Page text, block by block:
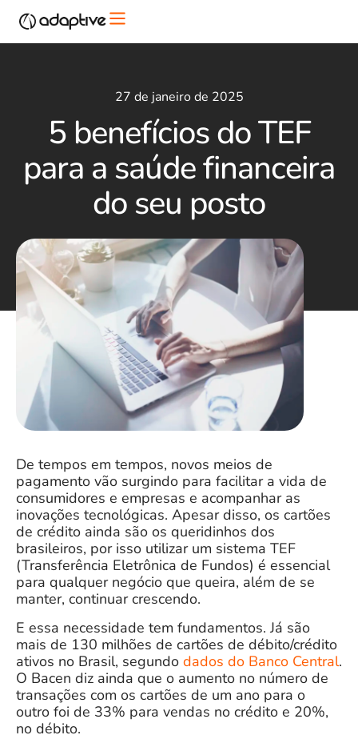
27 de janeiro de 2025
5 benefícios do TEF
para a saúde financeira
do seu posto
De tempos em tempos, novos meios de
pagamento vão surgindo para facilitar a vida de
consumidores e empresas e acompanhar as
inovações tecnológicas. Apesar disso, os cartões
de crédito ainda são os queridinhos dos
brasileiros, por isso utilizar um sistema TEF
(Transferência Eletrônica de Fundos) é essencial
para qualquer negócio que queira, além de se
manter, continuar crescendo.
E essa necessidade tem fundamentos. Já são
mais de 130 milhões de cartões de débito/crédito
ativos no Brasil, segundo dados do Banco Central.
O Bacen diz ainda que o aumento no número de
transações com os cartões de um ano para o
outro foi de 33% para vendas no crédito e 20%,
no débito.